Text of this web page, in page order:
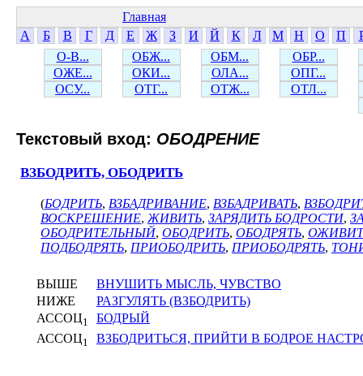
Главная
А
Б В Г Д Е Ж З И Й К Л М Н О П
О-В...
ОБЖ... ОБМ...
ОБР...
ОЖЕ...
ОКИ... ОЛА...
ОПГ...
ОСУ...
ОТГ... ОТЖ... ОТЛ...
Текстовый вход: ОБОДРЕНИЕ
ВЗБОДРИТЬ, ОБОДРИТЬ
(БОДРИТЬ, ВЗБАДРИВАНИЕ, ВЗБАДРИВАТЬ,
ВОСКРЕШЕНИЕ, ЖИВИТЬ, ЗАРЯДИТЬ БОДРОСТИ,
ОБОДРИТЕЛЬНЫЙ, ОБОДРИТЬ, ОБОДРЯТЬ,
ПОДБОДРЯТЬ, ПРИОБОДРИТЬ, ПРИОБОДРЯТЬ,
ВЫШЕ
ВНУШИТЬ МЫСЛЬ, ЧУВСТВО
НИЖЕ
РАЗГУЛЯТЬ (ВЗБОДРИТЬ)
АССОЦ1
БОДРЫЙ
АССОЦ1 ВЗБОДРИТЬСЯ, ПРИЙТИ В БОДРОЕ